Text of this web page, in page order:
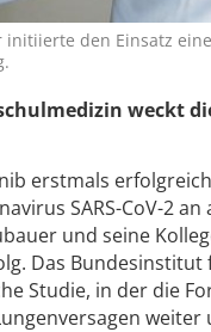
den Einsatz
weckt
erstmals
SARS-CoV-2
und seine
Das
Studie, in der die